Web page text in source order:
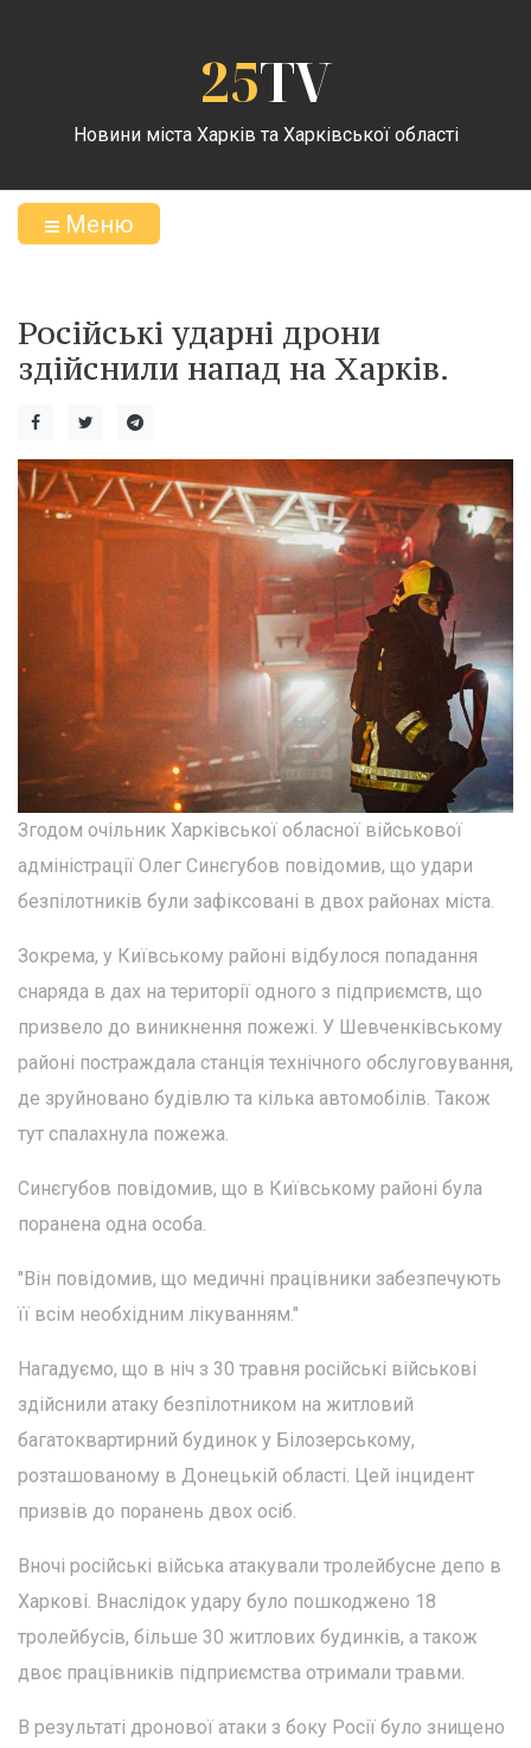
25TV
Новини міста Харків та Харківської області
Меню
Російські ударні дрони
здійснили напад на Харків.
Згодом очільник Харківської обласної військової
адміністрації Олег Синєгубов повідомив, що удари
безпілотників були зафіксовані в двох районах міста.
Зокрема, у Київському районі відбулося попадання
снаряда в дах на території одного з підприємств, що
призвело до виникнення пожежі. У Шевченківському
районі постраждала станція технічного обслуговування,
де зруйновано будівлю та кілька автомобілів. Також
тут спалахнула пожежа.
Синєгубов повідомив, що в Київському районі була
поранена одна особа.
"Він повідомив, що медичні працівники забезпечують
її всім необхідним лікуванням."
Нагадуємо, що в ніч з 30 травня російські військові
здійснили атаку безпілотником на житловий
багатоквартирний будинок у Білозерському,
розташованому в Донецькій області. Цей інцидент
призвів до поранень двох осіб.
Вночі російські війська атакували тролейбусне депо в
Харкові. Внаслідок удару було пошкоджено 18
тролейбусів, більше 30 житлових будинків, а також
двоє працівників підприємства отримали травми.
В результаті дронової атаки з боку Росії було знищено